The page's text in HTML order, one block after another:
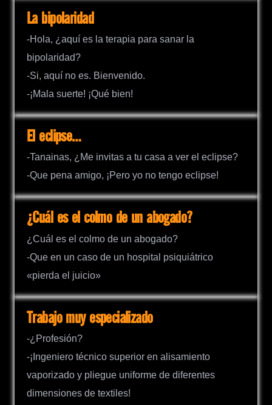
La bipolaridad
-Hola, ¿aquí es la terapia para sanar la
bipolaridad?
-Si, aquí no es. Bienvenido.
-¡Mala suerte! ¡Qué bien!
El eclipse…
-Tanainas, ¿Me invitas a tu casa a ver el eclipse?
-Que pena amigo, ¡Pero yo no tengo eclipse!
¿Cuál es el colmo de un abogado?
¿Cuál es el colmo de un abogado?
-Que en un caso de un hospital psiquiátrico
«pierda el juicio»
Trabajo muy especializado
-¿Profesión?
-¡Ingeniero técnico superior en alisamiento
vaporizado y pliegue uniforme de diferentes
dimensiones de textiles!